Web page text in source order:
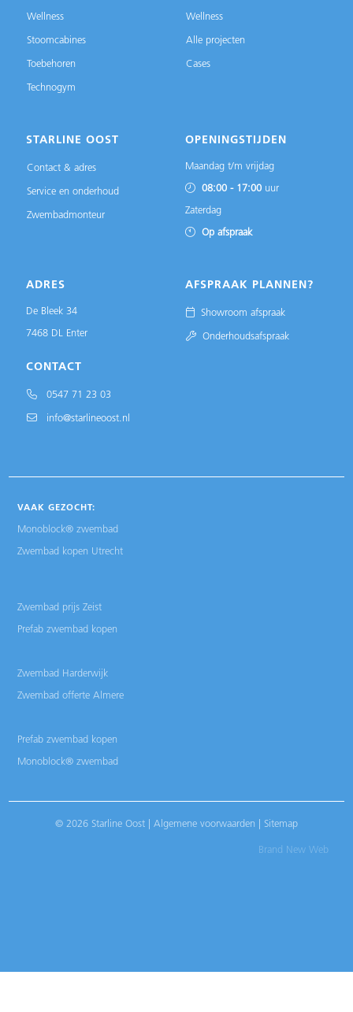
Wellness
Stoomcabines
Toebehoren
Technogym
Wellness
Alle projecten
Cases
STARLINE OOST
Contact & adres
Service en onderhoud
Zwembadmonteur
OPENINGSTIJDEN
Maandag t/m vrijdag
08:00 - 17:00uur
Zaterdag
Op afspraak
ADRES
De Bleek 34
7468 DL Enter
CONTACT
0547 71 23 03
info@starlineoost.nl
AFSPRAAK PLANNEN?
Showroom afspraak
Onderhoudsafspraak
VAAK GEZOCHT:
Monoblock® zwembad
Zwembad kopen Utrecht
Zwembad prijs Zeist
Prefab zwembad kopen
Zwembad Harderwijk
Zwembad offerte Almere
Prefab zwembad kopen
Monoblock® zwembad
© 2026 Starline Oost | Algemene voorwaarden Sitemap
Brand New Web